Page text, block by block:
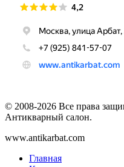
© 2008-2026 Все права
Антикварный салон.
www.antikarbat.com
Главная